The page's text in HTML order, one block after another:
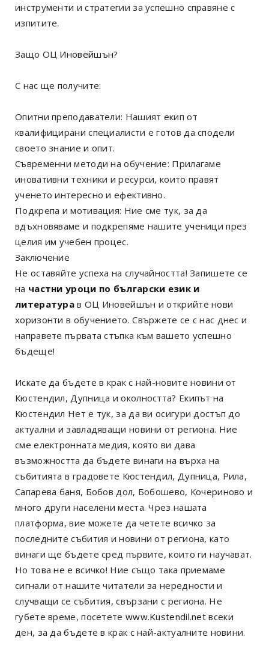
инструменти и стратегии за успешно справяне с
изпитите.
Защо ОЦ Иновейшън?
С нас ще получите:
Опитни преподаватели: Нашият екип от
квалифицирани специалисти е готов да сподели
своето знание и опит.
Съвременни методи на обучение: Прилагаме
иновативни техники и ресурси, които правят
ученето интересно и ефективно.
Подкрепа и мотивация: Ние сме тук, за да
вдъхновяваме и подкрепяме нашите ученици през
целия им учебен процес.
Заключение
Не оставяйте успеха на случайността! Запишете се
на частни уроци по български език и
литература в ОЦ Иновейшън и открийте нови
хоризонти в обучението. Свържете се с нас днес и
направете първата стъпка към вашето успешно
бъдеще!
Искате да бъдете в крак с най-новите новини от
Кюстендил, Дупница и околността? Екипът на
Кюстендил Нет е тук, за да ви осигури достъп до
актуални и завладяващи новини от региона. Ние
сме електронната медия, която ви дава
възможността да бъдете винаги на върха на
събитията в градовете Кюстендил, Дупница, Рила,
Сапарева баня, Бобов дол, Бобошево, Кочериново и
много други населени места. Чрез нашата
платформа, вие можете да четете всичко за
последните събития и новини от региона, като
винаги ще бъдете сред първите, които ги научават.
Но това не е всичко! Ние също така приемаме
сигнали от нашите читатели за нередности и
случващи се събития, свързани с региона. Не
губете време, посетете www.Kustendil.net всеки
ден, за да бъдете в крак с най-актуалните новини.